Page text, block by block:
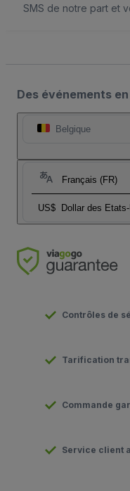
SMS de notre part et
Des événements
Belgique
Français (FR)
US$ Dollar des
Contrôles de
Tarification
Commande
Service client